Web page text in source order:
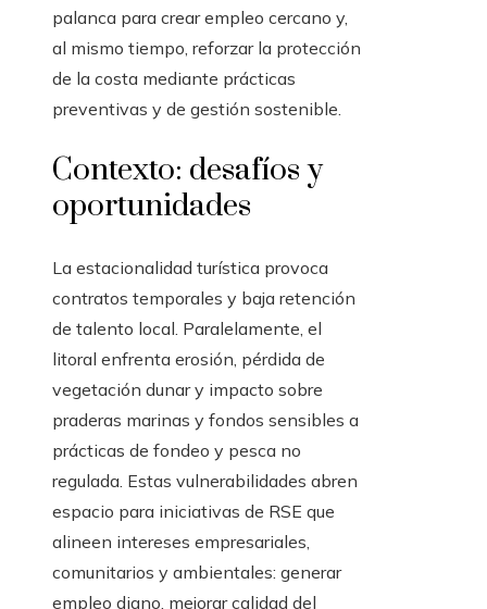
palanca para crear empleo cercano y,
al mismo tiempo, reforzar la protección
de la costa mediante prácticas
preventivas y de gestión sostenible.
Contexto: desafíos y
oportunidades
La estacionalidad turística provoca
contratos temporales y baja retención
de talento local. Paralelamente, el
litoral enfrenta erosión, pérdida de
vegetación dunar y impacto sobre
praderas marinas y fondos sensibles a
prácticas de fondeo y pesca no
regulada. Estas vulnerabilidades abren
espacio para iniciativas de RSE que
alineen intereses empresariales,
comunitarios y ambientales: generar
empleo digno, mejorar calidad del